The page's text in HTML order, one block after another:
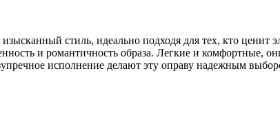
стиль, идеально подходя для тех, кто ценит
и романтичность образа. Легкие и комфортные,
исполнение делают эту оправу надежным